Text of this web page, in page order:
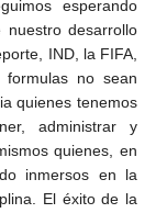
esperando
nuestro desarrollo
IND, la FIFA,
no sean
quienes tenemos
administrar y
quienes, en
inmersos en la
El éxito de la